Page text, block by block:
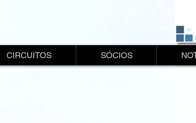
CIRCUITOS SÓCIOS